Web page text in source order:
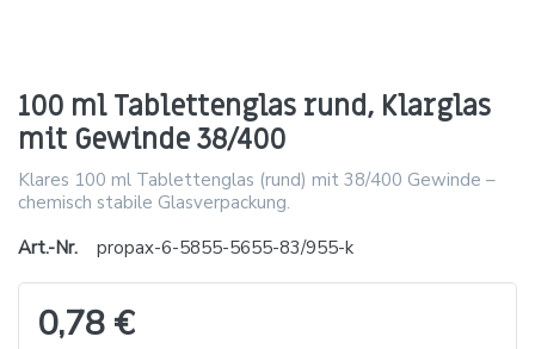
100 ml Tablettenglas rund, Klarglas
mit Gewinde 38/400
Klares 100 ml Tablettenglas (rund) mit 38/400 Gewinde –
chemisch stabile Glasverpackung.
Art.-Nr.
propax-6-5855-5655-83/955-k
0,78 €